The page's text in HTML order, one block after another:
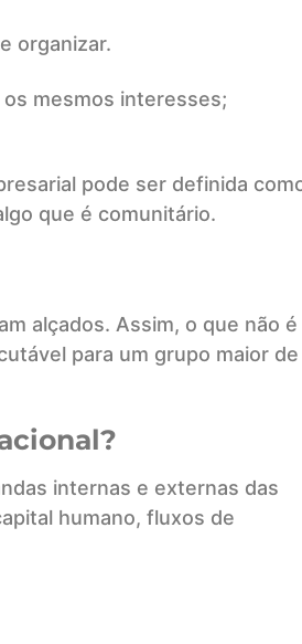
organizar.
mesmos interesses;
pode ser definida
que é comunitário.
alçados. Assim, o que não é
para um grupo maior de
internas e externas das
humano, fluxos de